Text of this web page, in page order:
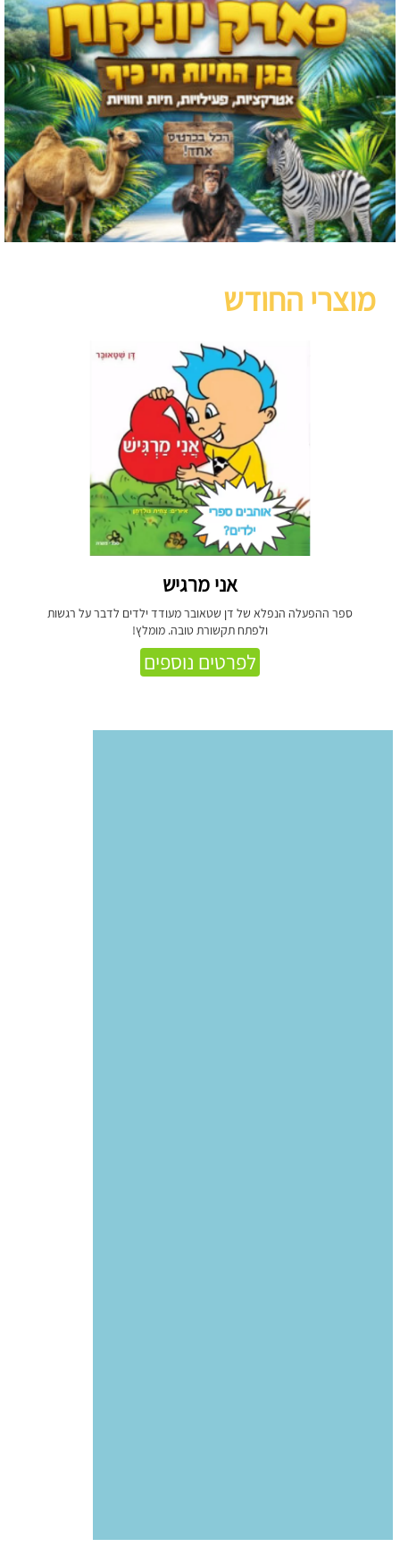
מוצרי החודש
אני מרגיש
ספר ההפעלה הנפלא של דן שטאובר מעודד ילדים לדבר על רגשות
ולפתח תקשורת טובה. מומלץ!
לפרטים נוספים